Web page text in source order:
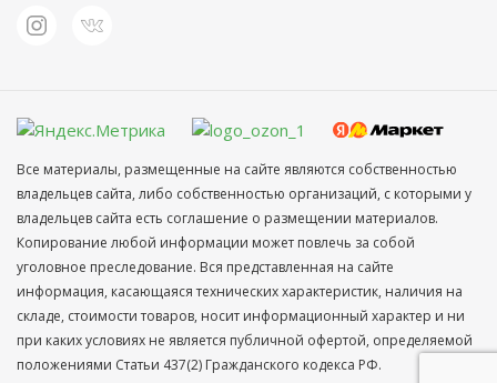
Все материалы, размещенные на сайте являются собственностью
владельцев сайта, либо собственностью организаций, с которыми у
владельцев сайта есть соглашение о размещении материалов.
Копирование любой информации может повлечь за собой
уголовное преследование. Вся представленная на сайте
информация, касающаяся технических характеристик, наличия на
складе, стоимости товаров, носит информационный характер и ни
при каких условиях не является публичной офертой, определяемой
положениями Статьи 437(2) Гражданского кодекса РФ.